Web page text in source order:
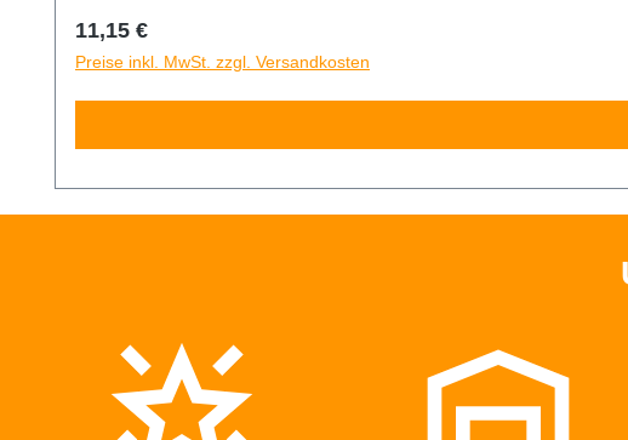
hochwertige Abbrechklinge sorgt für unvergleichliche Schärfe
zusätzliches Werkzeug und ist somit einfach durchzuführen.
der Reichweite von Kindern aufbewahren!
Regulärer Preis:
11,15 €
Preise inkl. MwSt. zzgl. Versandkosten